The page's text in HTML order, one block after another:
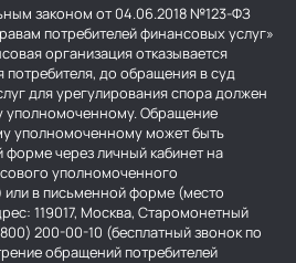
законом от 04.06.2018 №123-ФЗ
потребителей финансовых услуг»
организация отказывается
потребителя, до обращения в суд
для урегулирования спора должен
уполномоченному. Обращение
уполномоченному может быть
форме через личный кабинет на
уполномоченного
в письменной форме (место
119017, Москва, Старомонетный
200-00-10 (бесплатный звонок по
обращений потребителей